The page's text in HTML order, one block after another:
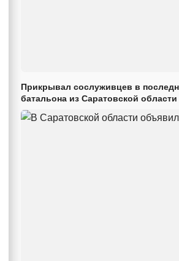
Прикрывал сослуживцев в
батальона из Саратовской области